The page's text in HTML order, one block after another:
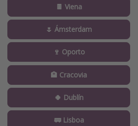
🍫 Viena
🌷 Ámsterdam
🍷 Oporto
🏨 Cracovia
🍀 Dublín
🚃 Lisboa